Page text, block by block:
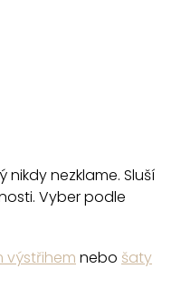
nikdy nezklame. Sluší
Vyber podle
výstřihem nebo šaty